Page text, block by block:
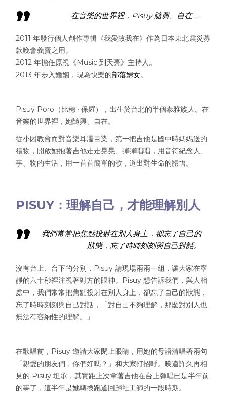
在音樂的世界裡，Pisuy 隨興、自在……
2011 年發行個人創作專輯《我愛故我在》作為日本東北震災募
款晚會義賣之用。
2012 年擔任原視《Music 到天亮》主持人。
2013 年步入婚姻，現為快樂的部落婦女。
Pisuy Poro（比穗 · 保羅），出生於台北的半個泰雅族人。在
音樂的世界裡，她隨興、自在。
從小因教會而對音樂耳濡目染，第一把吉他是國中時媽媽送的
禮物，開啟她抱著吉他走走晃晃、彈彈唱唱，用音符紀念人、
事、物的生活，用一首首簡單的歌，道出對生命的體悟。
PISUY：理解自己，才能理解別人
我們常常把焦點投射在別人身上，卻忘了自己的
狀態，忘了時時刻刻與自己對話。
沒有台上、台下的分別，Pisuy 請現場兩兩一組，讓大家在寧
靜的六十秒裡注視著對方的眼神。Pisuy 想告訴我們，與人相
處中，我們常常把焦點投射在別人身上，卻忘了自己的狀態，
忘了時時刻刻與自己對話，「對自己不夠理解，那麼對別人也
無法有容納性的理解。」
在歌唱前，Pisuy 邀請大家閉上眼睛，用她的母語清唱著兩句
「親愛的朋友們，你們好嗎？」和大家打招呼。暌違許久再相
見的 Pisuy 坦承，其實距上次拿著吉他在台上彈唱已是半年前
的事了，這半年是她轉換跑道回歸社工師的一段時期。